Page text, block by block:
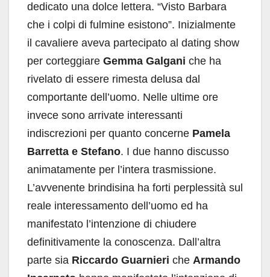
dedicato una dolce lettera. “Visto Barbara
che i colpi di fulmine esistono”. Inizialmente
il cavaliere aveva partecipato al dating show
per corteggiare Gemma Galgani che ha
rivelato di essere rimesta delusa dal
comportante dell’uomo. Nelle ultime ore
invece sono arrivate interessanti
indiscrezioni per quanto concerne Pamela
Barretta e Stefano. I due hanno discusso
animatamente per l’intera trasmissione.
L’avvenente brindisina ha forti perplessità sul
reale interessamento dell’uomo ed ha
manifestato l’intenzione di chiudere
definitivamente la conoscenza. Dall’altra
parte sia Riccardo Guarnieri che Armando